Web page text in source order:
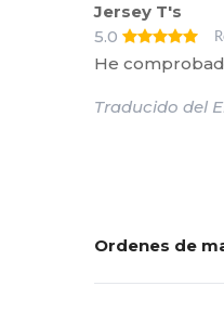
Jersey T's
5.0
He
Traducido del
Ordenes de